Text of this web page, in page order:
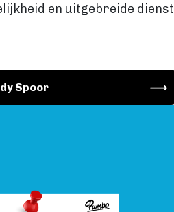
en uitgebreide
Spoor